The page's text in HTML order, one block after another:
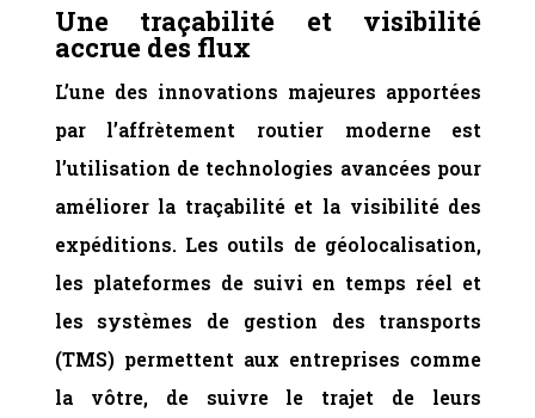
Une traçabilité et visibilité
accrue des flux
L’une des innovations majeures apportées
par l’affrètement routier moderne est
l’utilisation de technologies avancées pour
améliorer la traçabilité et la visibilité des
expéditions. Les outils de géolocalisation,
les plateformes de suivi en temps réel et
les systèmes de gestion des transports
(TMS) permettent aux entreprises comme
la vôtre, de suivre le trajet de leurs